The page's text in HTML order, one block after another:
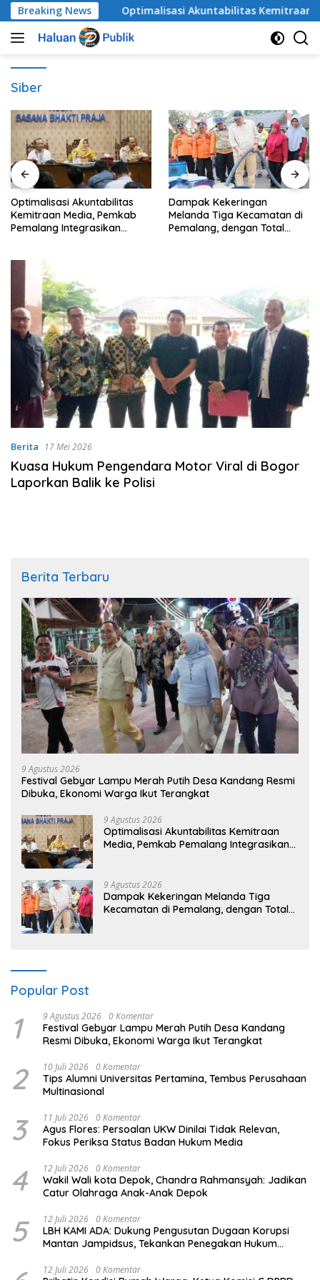
Langsung
ke
konten
Breaking News ​Optimalisasi Akuntabilitas Kemitraan
Siber
​Optimalisasi Akuntabilitas
Kemitraan Media, Pemkab
Pemalang Integrasikan
Dampak Kekeringan
Melanda Tiga Kecamatan di
Pemalang, dengan Total
Berita 17 Mei 2026
Kuasa Hukum Pengendara Motor Viral di Bogor
Laporkan Balik ke Polisi
Berita Terbaru
9 Agustus 2026
Festival Gebyar Lampu Merah Putih Desa Kandang Resmi
Dibuka, Ekonomi Warga Ikut Terangkat
9 Agustus 2026
​Optimalisasi Akuntabilitas Kemitraan
Media, Pemkab Pemalang Integrasikan
9 Agustus 2026
Dampak Kekeringan Melanda Tiga
Kecamatan di Pemalang, dengan Total
Popular Post
1 9 Agustus 2026 0 Komentar
Festival Gebyar Lampu Merah Putih Desa Kandang
Resmi Dibuka, Ekonomi Warga Ikut Terangkat
2 10 Juli 2026 0 Komentar
Tips Alumni Universitas Pertamina, Tembus Perusahaan
Multinasional
3 11 Juli 2026 0 Komentar
Agus Flores: Persoalan UKW Dinilai Tidak Relevan,
Fokus Periksa Status Badan Hukum Media
4 12 Juli 2026 0 Komentar
Wakil Wali kota Depok, Chandra Rahmansyah: Jadikan
Catur Olahraga Anak-Anak Depok
5 12 Juli 2026 0 Komentar
LBH KAMI ADA: Dukung Pengusutan Dugaan Korupsi
Mantan Jampidsus, Tekankan Penegakan Hukum
12 Juli 2026 0 Komentar